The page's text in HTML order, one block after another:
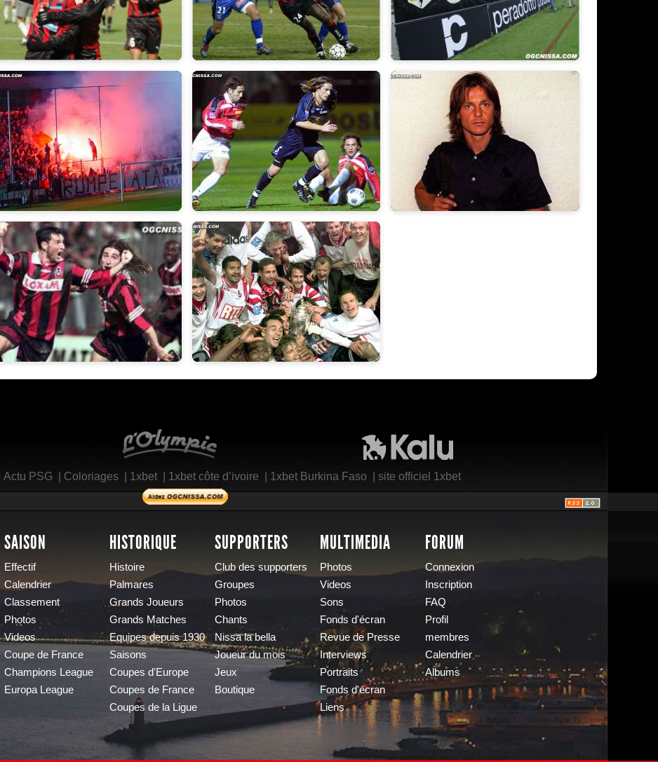
2005/2006 2004/2005 2003/2004
2001/2002 2000/2001
1997/1998 1996/1997
Actu PSG| Coloriages| 1xbet| 1xbet côte d’ivoire 1xbet Burkina Faso site officiel 1xbet
SAISON
Effectif
Calendrier
Classement
Photos
Videos
Coupe de France
Champions League
Europa League
HISTORIQUE
Histoire
Palmares
Grands Joueurs
Grands Matches
Equipes depuis 1930
Saisons
Coupes d'Europe
Coupes de France
Coupes de la Ligue
SUPPORTERS
Club des supporters
Groupes
Photos
Chants
Nissa la bella
Joueur du mois
Jeux
Boutique
MULTIMEDIA
Photos
Videos
Sons
Fonds d'écran
Revue de Presse
Interviews
Portraits
Fonds d'écran
Liens
FORUM
Connexion
Inscription
FAQ
Profil
membres
Calendrier
Albums